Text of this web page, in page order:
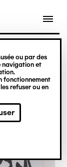
ou par des
navigation et
fonctionnement
refuser ou en